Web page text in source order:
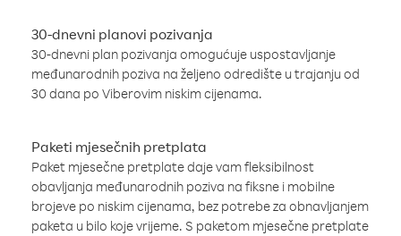
30-dnevni planovi pozivanja
30-dnevni plan pozivanja omogućuje uspostavljanje
međunarodnih poziva na željeno odredište u trajanju od
30 dana po Viberovim niskim cijenama.
Paketi mjesečnih pretplata
Paket mjesečne pretplate daje vam fleksibilnost
obavljanja međunarodnih poziva na fiksne i mobilne
brojeve po niskim cijenama, bez potrebe za obnavljanjem
paketa u bilo koje vrijeme. S paketom mjesečne pretplate